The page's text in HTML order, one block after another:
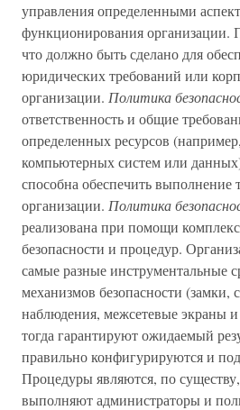
управления определенными
функционирования организации.
что должно быть сделано для
юридических требований или
организации. Политика
ответственность и общие
определенных ресурсов
компьютерных систем или
способна обеспечить выполнение
организации. Политика
реализована при помощи
безопасности и процедур.
самые разные инструментальные
механизмов безопасности (замки,
наблюдения, межсетевые экраны
тогда гарантируют ожидаемый
правильно конфигурируются и
Процедуры являются, по
выполняют администраторы и